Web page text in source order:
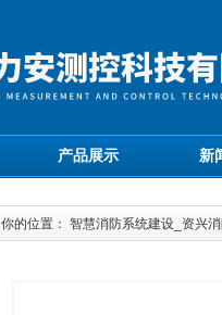
产品展示 新
你的位置： 智慧消防系统建设_资兴